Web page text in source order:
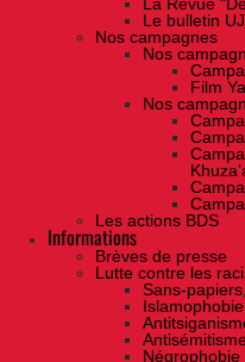
Le bulletin
Nos campagnes
Nos
Film
Nos
Les actions BDS
Informations
Brèves de presse
Lutte contre les
Sans-
Islamophobie
Négrophobie